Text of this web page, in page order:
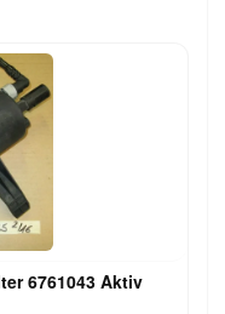
6761043 Aktiv